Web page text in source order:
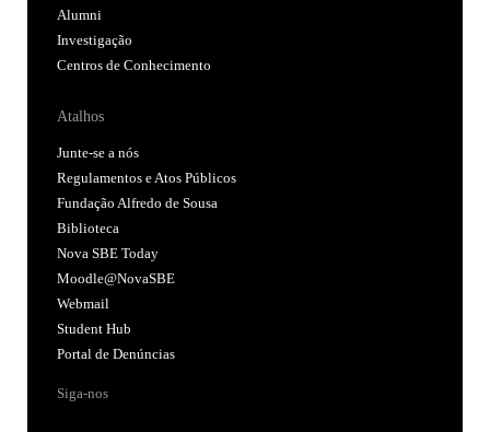
Alumni
Investigação
Centros de Conhecimento
Atalhos
Junte-se a nós
Regulamentos e Atos Públicos
Fundação Alfredo de Sousa
Biblioteca
Nova SBE Today
Moodle@NovaSBE
Webmail
Student Hub
Portal de Denúncias
Siga-nos